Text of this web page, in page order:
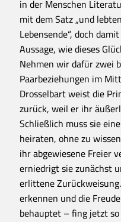
in der Menschen
mit dem Satz „und
Lebensende“, doch
Aussage, wie dieses
Nehmen wir dafür zwei
Paarbeziehungen im
Drosselbart weist die
zurück, weil er ihr
Schließlich muss sie
heiraten, ohne zu
ihr abgewiesene Freier
erniedrigt sie zunächst
erlittene
erkennen und die
behauptet – fing jetzt